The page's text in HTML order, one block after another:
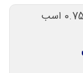
پمپ تصفیه استخر 0.75 اسب